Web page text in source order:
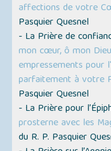
affections de votre
Pasquier Quesnel
- La Prière de
mon cœur, ô mon
empressements pour
parfaitement à votre
Pasquier Quesnel
- La Prière pour
prosterne avec les
du R. P. Pasquier